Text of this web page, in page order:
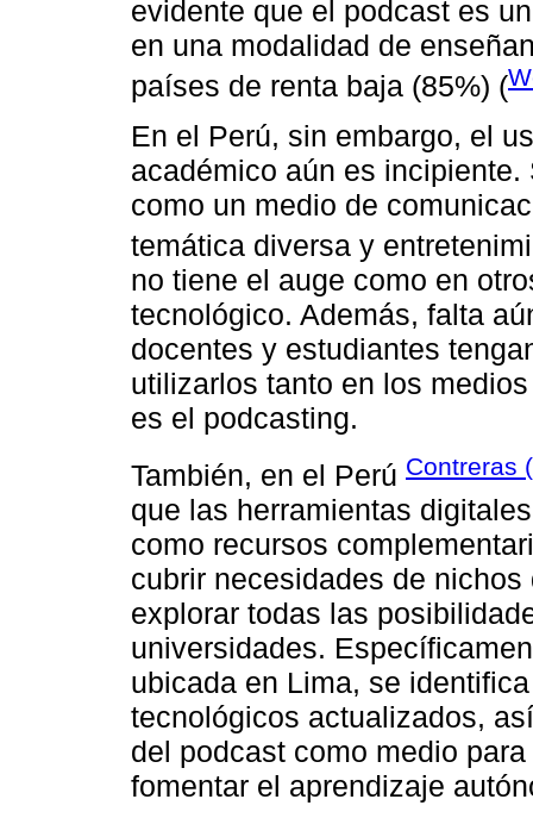
evidente que el podcast es
en una modalidad de
países de renta baja (85%) (
En el Perú, sin embargo, el
académico aún es
como un medio de
temática diversa y
no tiene el auge como en
tecnológico. Además, falta
docentes y estudiantes
utilizarlos tanto en los
es el podcasting.
También, en el Perú Contreras
que las herramientas
como recursos
cubrir necesidades de
explorar todas las
universidades.
ubicada en Lima, se
tecnológicos actualizados,
del podcast como medio
fomentar el aprendizaje